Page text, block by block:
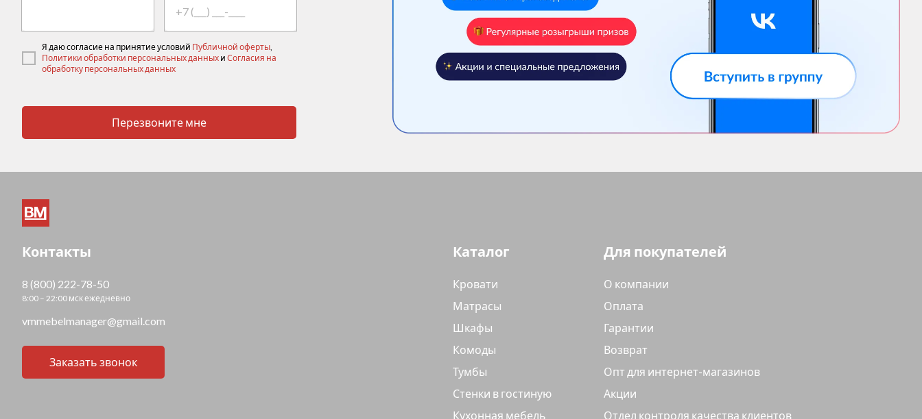
Я даю согласие на принятие условий Публичной оферты,
Политики обработки персональных данных и Согласия на
обработку персональных данных
Перезвоните мне
Контакты
8 (800) 222-78-50
8:00 – 22:00 мск ежедневно
vmmebelmanager@gmail.com
Заказать звонок
Каталог
Кровати
Матрасы
Шкафы
Комоды
Тумбы
Стенки в гостиную
Кухонная мебель
Для покупателей
О компании
Оплата
Гарантии
Возврат
Опт для интернет-магазинов
Акции
Отдел контроля качества клиентов